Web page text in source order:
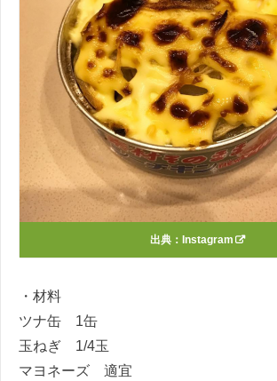
出典： Instagram
・材料
ツナ缶 1缶
玉ねぎ 1/4玉
マヨネーズ 適宜